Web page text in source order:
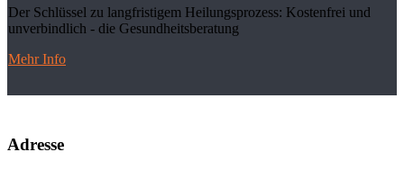
Der Schlüssel zu langfristigem Heilungsprozess: Kostenfrei und
unverbindlich - die Gesundheitsberatung
Mehr Info
Adresse